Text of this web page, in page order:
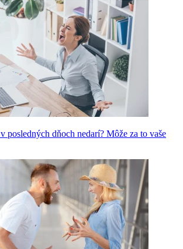
posledných dňoch nedarí? Môže za to vaše